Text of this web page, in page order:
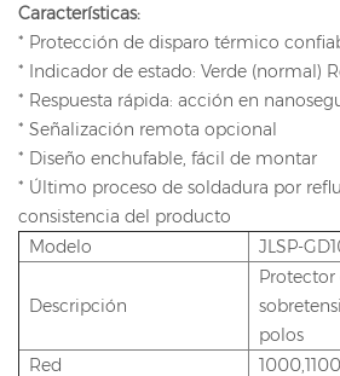
Características:
* Protección de disparo térmico
* Indicador de estado: Verde (normal)
* Respuesta rápida: acción en
* Señalización remota opcional
* Diseño enchufable, fácil de montar
* Último proceso de soldadura por
consistencia del producto
Modelo
JLSP-
Descripción
Protector
polos
Red